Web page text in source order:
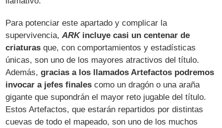
Para potenciar este apartado y complicar la
supervivencia,ARKincluye casi un centenar de
criaturas que, con comportamientos y estadísticas
únicas, son uno de los mayores atractivos del título.
Además,gracias a los llamados Artefactos podremos
invocar a jefes finales como un dragón o una araña
gigante que supondrán el mayor reto jugable del título.
Estos Artefactos, que estarán repartidos por distintas
cuevas de todo el mapeado, son uno de los muchos